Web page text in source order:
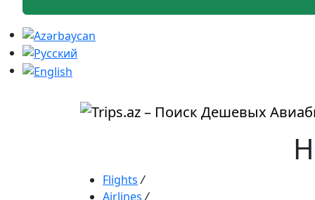
Flights /
Airlines /